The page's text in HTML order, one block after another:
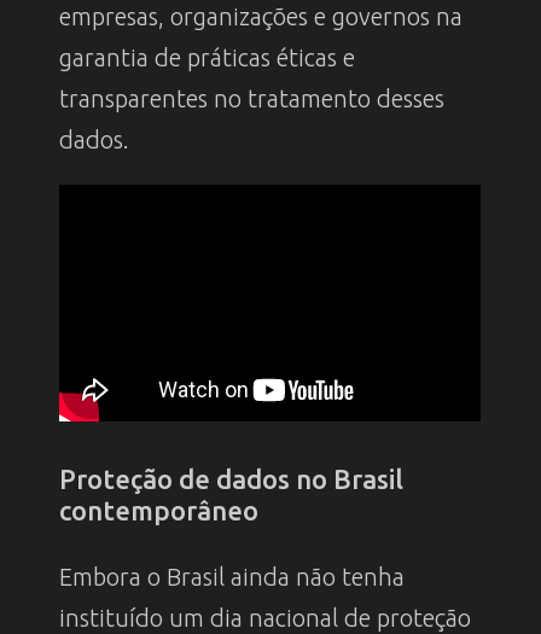
empresas, organizações e governos na
garantia de práticas éticas e
transparentes no tratamento desses
dados.
Proteção de dados no Brasil
contemporâneo
Embora o Brasil ainda não tenha
instituído um dia nacional de proteção